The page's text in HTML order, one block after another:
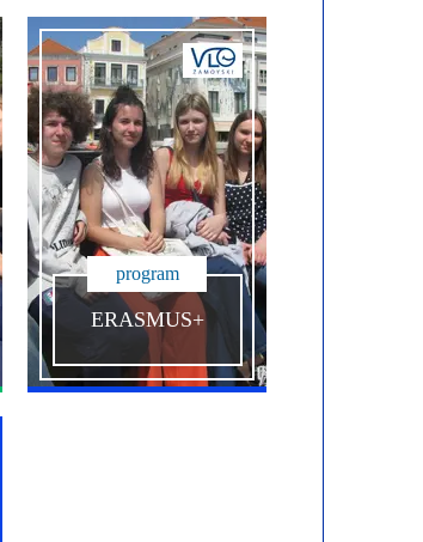
program
ERASMUS+
WOŚP